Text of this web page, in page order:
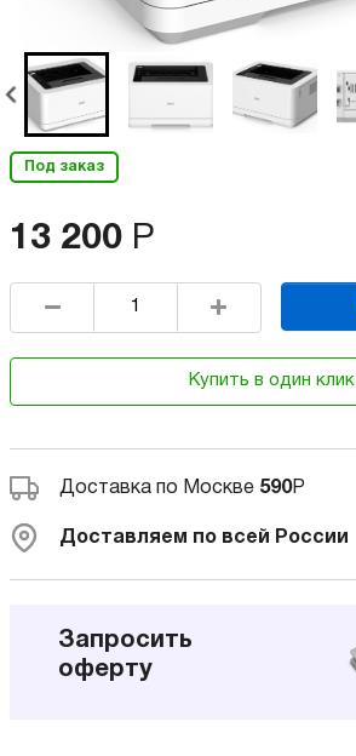
Под заказ
13 200 Р
Купить в один клик
Доставка по Москве 590Р
Доставляем по всей России
Запросить
оферту